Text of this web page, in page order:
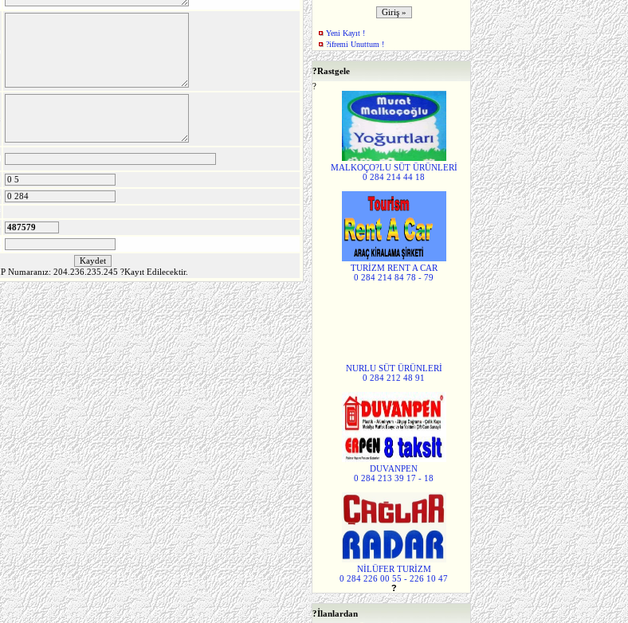
Numaranız: 204.236.235.245 ?Kayıt Edilecektir.
Yeni Kayıt !
?ifremi Unuttum !
?Rastgele
?
MALKOÇO?LU SÜT ÜRÜNLERİ
0 284 214 44 18
TURİZM RENT A CAR
0 284 214 84 78 - 79
NURLU SÜT ÜRÜNLERİ
0 284 212 48 91
DUVANPEN
0 284 213 39 17 - 18
NİLÜFER TURİZM
0 284 226 00 55 - 226 10 47
?
?İlanlardan